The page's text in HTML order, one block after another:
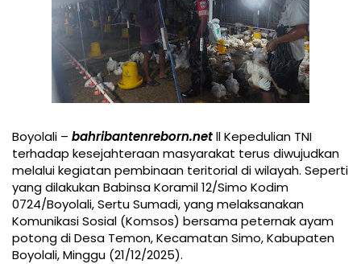
Boyolali – bahribantenreborn.netll Kepedulian TNI
terhadap kesejahteraan masyarakat terus diwujudkan
melalui kegiatan pembinaan teritorial di wilayah. Seperti
yang dilakukan Babinsa Koramil 12/Simo Kodim
0724/Boyolali, Sertu Sumadi, yang melaksanakan
Komunikasi Sosial (Komsos) bersama peternak ayam
potong di Desa Temon, Kecamatan Simo, Kabupaten
Boyolali, Minggu (21/12/2025).